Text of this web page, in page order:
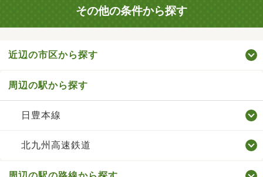
その他の条件から探す
近辺の市区から探す
周辺の駅から探す
日豊本線
北九州高速鉄道